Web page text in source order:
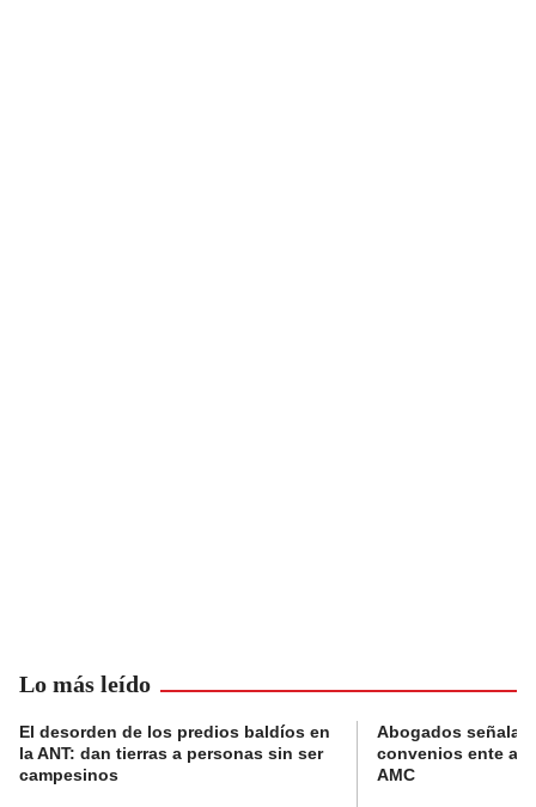
Lo más leído
El desorden de los predios baldíos en
la ANT: dan tierras a personas sin ser
campesinos
Abogados
convenios ente
AMC